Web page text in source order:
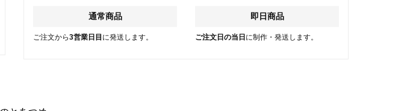
通常商品
ご注文から3営業日目 に発送します。
即日商品
ご注文日の当日 に制作・発送します。